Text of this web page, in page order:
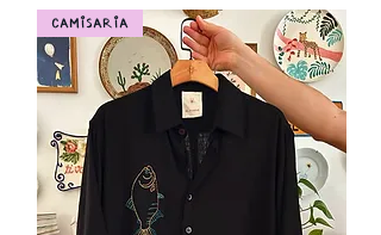
CAMISARIA